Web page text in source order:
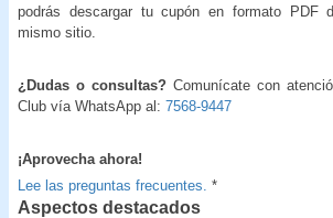
podrás descargar tu cupón en formato PDF
mismo sitio.
¿Dudas o consultas? Comunícate con
Club vía WhatsApp al: 7568-9447
¡Aprovecha ahora!
Lee las preguntas frecuentes. *
Aspectos destacados